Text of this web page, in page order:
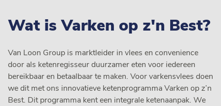
Wat is Varken op z'n Best?
Van Loon Group is marktleider in vlees en convenience
door als ketenregisseur duurzamer eten voor iedereen
bereikbaar en betaalbaar te maken. Voor varkensvlees doen
we dit met ons innovatieve ketenprogramma Varken op z’n
Best. Dit programma kent een integrale ketenaanpak. We